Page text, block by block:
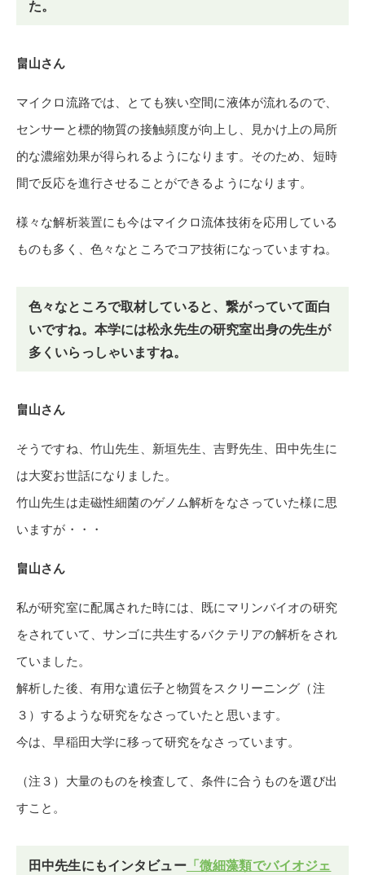
た。
畠山さん
マイクロ流路では、とても狭い空間に液体が流れるので、
センサーと標的物質の接触頻度が向上し、見かけ上の局所
的な濃縮効果が得られるようになります。そのため、短時
間で反応を進行させることができるようになります。
様々な解析装置にも今はマイクロ流体技術を応用している
ものも多く、色々なところでコア技術になっていますね。
色々なところで取材していると、繋がっていて面白
いですね。本学には松永先生の研究室出身の先生が
多くいらっしゃいますね。
畠山さん
そうですね、竹山先生、新垣先生、吉野先生、田中先生に
は大変お世話になりました。
竹山先生は走磁性細菌のゲノム解析をなさっていた様に思
いますが・・・
畠山さん
私が研究室に配属された時には、既にマリンバイオの研究
をされていて、サンゴに共生するバクテリアの解析をされ
ていました。
解析した後、有用な遺伝子と物質をスクリーニング（注
３）するような研究をなさっていたと思います。
今は、早稲田大学に移って研究をなさっています。
（注３）大量のものを検査して、条件に合うものを選び出
すこと。
田中先生にもインタビュー「微細藻類でバイオジェ